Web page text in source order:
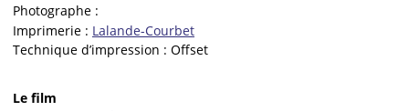
Photographe :
Imprimerie : Lalande-Courbet
Technique d’impression : Offset
Le film